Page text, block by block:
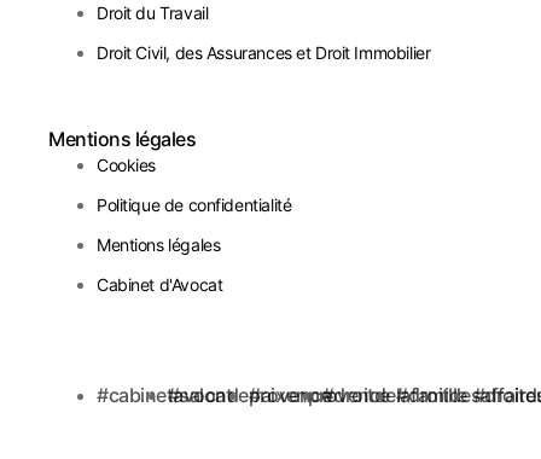
Droit du Travail
Droit Civil, des Assurances et Droit Immobilier
Mentions légales
Cookies
Politique de confidentialité
Mentions légales
Cabinet d'Avocat
#cabinetavocat#salondeprovence
#aixenprovence#droitdelafamille